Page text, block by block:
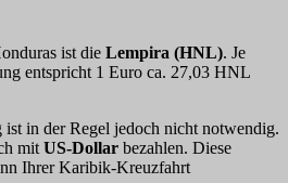
ist die Lempira (HNL). Je
entspricht 1 Euro ca. 27,03 HNL
in der Regel jedoch nicht notwendig.
mit US-Dollar bezahlen. Diese
Ihrer Karibik-Kreuzfahrt